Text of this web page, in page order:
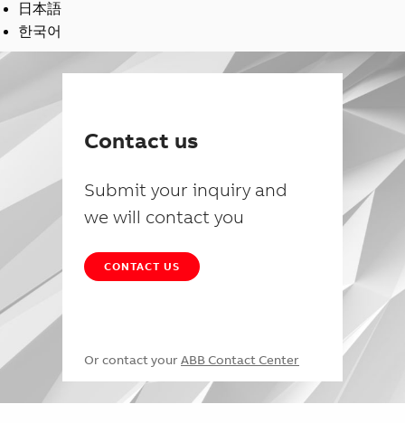
日本語
한국어
Contact us
Submit your inquiry and
we will contact you
CONTACT US
Or contact your ABB Contact Center